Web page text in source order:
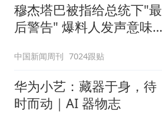
穆杰塔巴被指给总统下"最
后警告" 爆料人发声意味
中国新闻周刊 7024跟贴
华为小艺：藏器于身，待
时而动｜AI 器物志